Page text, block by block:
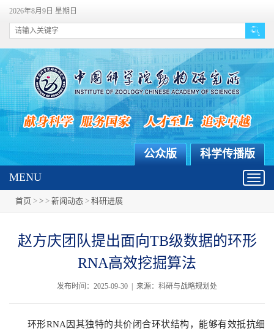
2026年8月9日 星期日
科学传播版
公众版
MENU
首页 > > > 新闻动态 > 科研进展
赵方庆团队提出面向TB级数据的环形
RNA高效挖掘算法
发布时间：2025-09-30 | 来源：科研与战略规划处
环形RNA因其独特的共价闭合环状结构，能够有效抵抗细